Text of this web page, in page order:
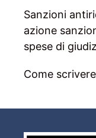
Sanzioni
azione
spese di
Come